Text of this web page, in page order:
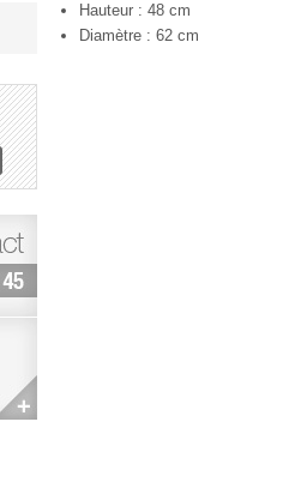
Hauteur : 48 cm
Diamètre : 62 cm